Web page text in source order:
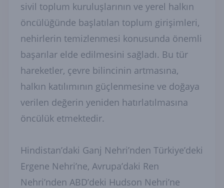
sivil toplum kuruluşlarının ve yerel halkın
öncülüğünde başlatılan toplum girişimleri,
nehirlerin temizlenmesi konusunda önemli
başarılar elde edilmesini sağladı. Bu tür
hareketler, çevre bilincinin artmasına,
halkın katılımının güçlenmesine ve doğaya
verilen değerin yeniden hatırlatılmasına
öncülük etmektedir.
Hindistan’daki Ganj Nehri’nden Türkiye’deki
Ergene Nehri’ne, Avrupa’daki Ren
Nehri’nden ABD’deki Hudson Nehri’ne